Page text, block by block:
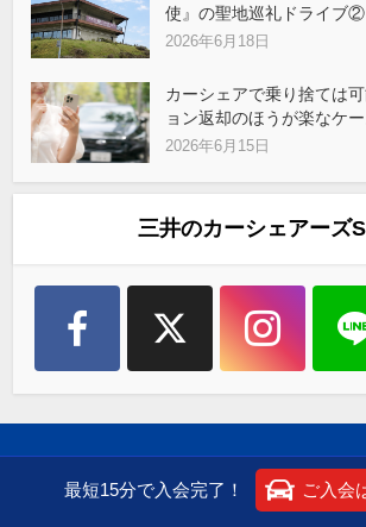
使』の聖地巡礼ドライブ②
2026年6月18日
カーシェアで乗り捨ては
ョン返却のほうが楽なケー
2026年6月15日
三井のカーシェアーズ
ステーション設置地
最短15分で入会完了！ ご入会